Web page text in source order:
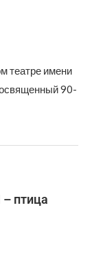
театре имени
90-
птица